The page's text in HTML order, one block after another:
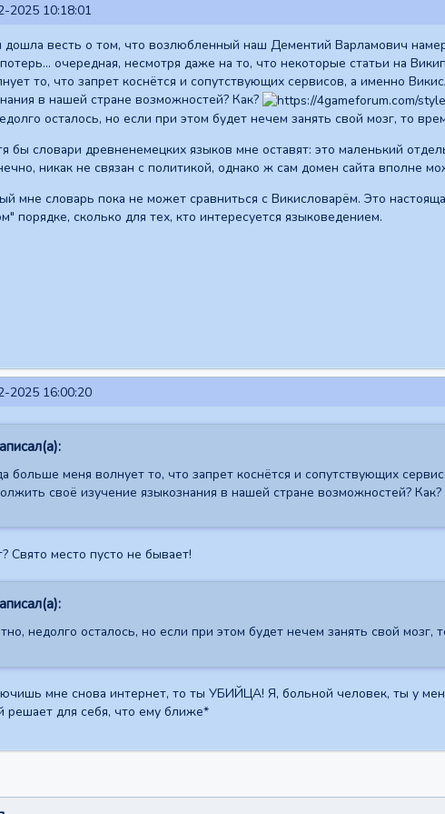
2025 10:18:01
весть о том, что возлюбленный наш Дементий Варламович
очередная, несмотря даже на то, что некоторые статьи на
то, что запрет коснётся и сопутствующих сервисов, а именно
в нашей стране возможностей? Как?
осталось, но если при этом будет нечем занять свой мозг, то
бы словари древненемецких языков мне оставят: это маленький
никак не связан с политикой, однако ж сам домен сайта вполне
мне словарь пока не может сравниться с Викисловарём. Это
порядке, сколько для тех, кто интересуется языковедением.
2025 16:00:20
больше меня волнует то, что запрет коснётся и сопутствующих
своё изучение языкознания в нашей стране возможностей? Как?
Свято место пусто не бывает!
недолго осталось, но если при этом будет нечем занять свой мозг,
мне снова интернет, то ты УБИЙЦА! Я, больной человек, ты у
решает для себя, что ему ближе*